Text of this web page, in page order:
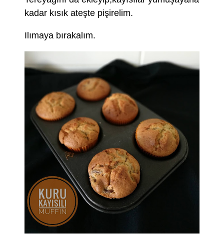
kadar kısık ateşte pişirelim.
Ilımaya bırakalım.